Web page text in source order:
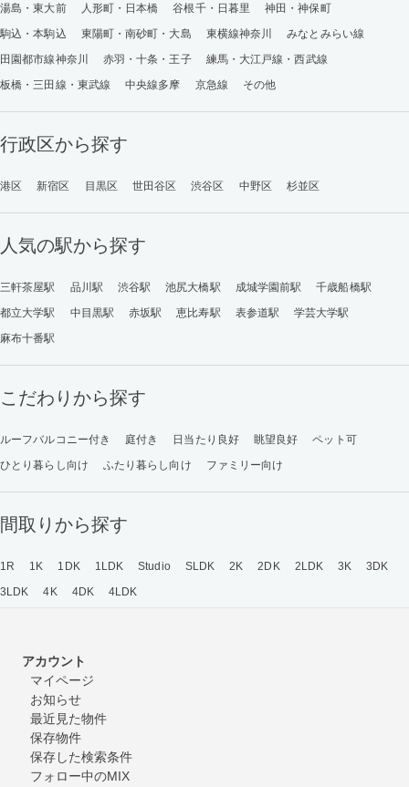
湯島・東大前
人形町・日本橋 谷根千・日暮里
神田・神保町
駒込・本駒込
東陽町・南砂町・大島 東横線神奈川
みなとみらい線
田園都市線神奈川
赤羽・十条・王子
練馬・大江戸線・西武線
板橋・三田線・東武線
中央線多摩 京急線 その他
行政区から探す
港区 新宿区 目黒区 世田谷区 渋谷区 中野区 杉並区
人気の駅から探す
三軒茶屋駅 品川駅 渋谷駅 池尻大橋駅 成城学園前駅
千歳船橋駅
都立大学駅
中目黒駅 赤坂駅 恵比寿駅 表参道駅
学芸大学駅
麻布十番駅
こだわりから探す
ルーフバルコニー付き 庭付き 日当たり良好 眺望良好
ペット可
ひとり暮らし向け
ふたり暮らし向け ファミリー向け
間取りから探す
1R 1K 1DK 1LDK Studio SLDK 2K 2DK 2LDK 3K
3DK
3LDK
4K 4DK 4LDK
アカウント
マイページ
お知らせ
最近見た物件
保存物件
保存した検索条件
フォロー中のMIX